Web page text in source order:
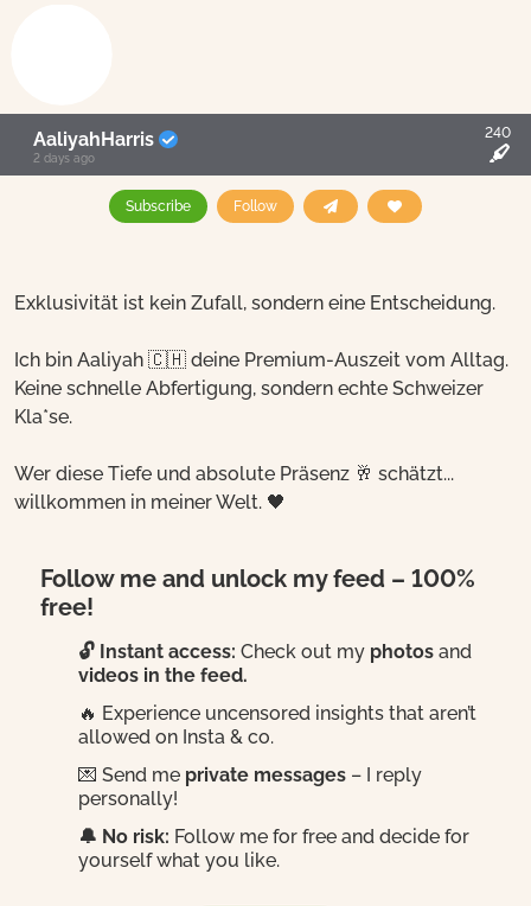
AaliyahHarris
2 days ago
240
Subscribe Follow
Exklusivität ist kein Zufall, sondern eine Entscheidung.
Ich bin Aaliyah 🇨🇭 deine Premium-Auszeit vom Alltag.
Keine schnelle Abfertigung, sondern echte Schweizer
Kla*se.
Wer diese Tiefe und absolute Präsenz 🥂 schätzt...
willkommen in meiner Welt. 🖤
Follow me and unlock my feed – 100%
free!
🔓 Instant access: Check out my photosand
videos in the feed.
🔥 Experience uncensored insights that aren’t
allowed on Insta & co.
💌 Send me private messages– I reply
personally!
🔔 No risk: Follow me for free and decide for
yourself what you like.